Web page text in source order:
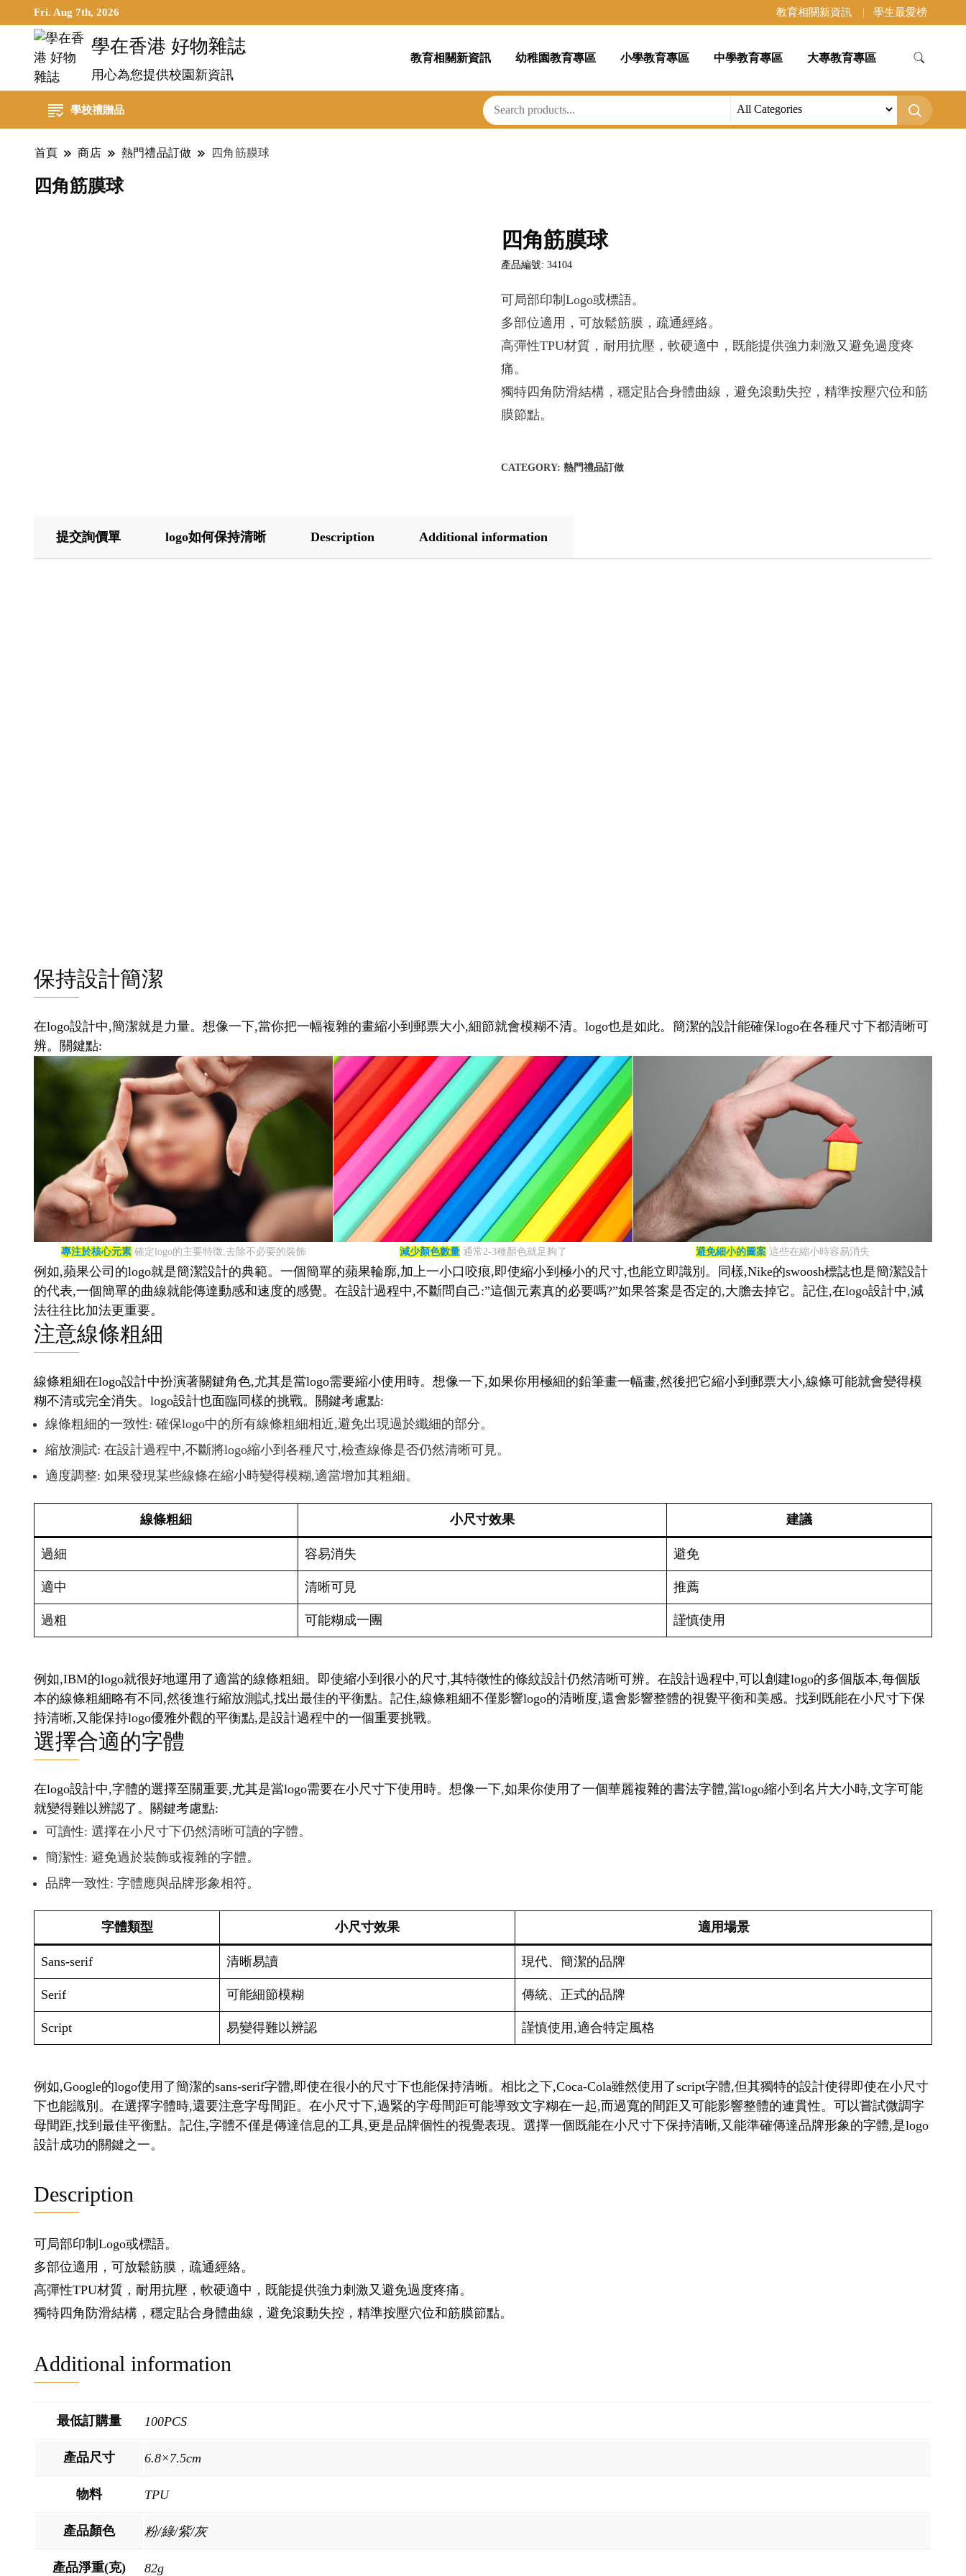
Fri. Aug 7th, 2026 教育相關新資訊 學生最愛榜
學在香港 好物雜誌
用心為您提供校園新資訊
教育相關新資訊 幼稚園教育專區 小學教育專區 中學教育專區 大專教育專區
學校禮贈品
首頁 商店 熱門禮品訂做 四角筋膜球
四角筋膜球
四角筋膜球
產品編號: 34104
可局部印制Logo或標語。
多部位適用，可放鬆筋膜，疏通經絡。
高彈性TPU材質，耐用抗壓，軟硬適中，既能提供強力刺激又避免過度疼
痛。
獨特四角防滑結構，穩定貼合身體曲線，避免滾動失控，精準按壓穴位和筋
膜節點。
CATEGORY: 熱門禮品訂做
提交詢價單 logo如何保持清晰 Description Additional information
保持設計簡潔
在logo設計中,簡潔就是力量。想像一下,當你把一幅複雜的畫縮小到郵票大小,細節就會模糊不清。logo也是如此。簡潔的設計能確保logo在各種尺寸下都清晰可
辨。關鍵點:
專注於核心元素確定logo的主要特徵,去除不必要的裝飾 減少顏色數量通常2-3種顏色就足夠了 避免細小的圖案這些在縮小時容易消失
例如,蘋果公司的logo就是簡潔設計的典範。一個簡單的蘋果輪廓,加上一小口咬痕,即使縮小到極小的尺寸,也能立即識別。同樣,Nike的swoosh標誌也是簡潔設計
的代表,一個簡單的曲線就能傳達動感和速度的感覺。在設計過程中,不斷問自己:”這個元素真的必要嗎?”如果答案是否定的,大膽去掉它。記住,在logo設計中,減
法往往比加法更重要。
注意線條粗細
線條粗細在logo設計中扮演著關鍵角色,尤其是當logo需要縮小使用時。想像一下,如果你用極細的鉛筆畫一幅畫,然後把它縮小到郵票大小,線條可能就會變得模
糊不清或完全消失。logo設計也面臨同樣的挑戰。關鍵考慮點:
線條粗細的一致性: 確保logo中的所有線條粗細相近,避免出現過於纖細的部分。
縮放測試: 在設計過程中,不斷將logo縮小到各種尺寸,檢查線條是否仍然清晰可見。
適度調整: 如果發現某些線條在縮小時變得模糊,適當增加其粗細。
線條粗細 小尺寸效果 建議
過細 容易消失 避免
適中 清晰可見 推薦
過粗 可能糊成一團 謹慎使用
例如,IBM的logo就很好地運用了適當的線條粗細。即使縮小到很小的尺寸,其特徵性的條紋設計仍然清晰可辨。在設計過程中,可以創建logo的多個版本,每個版
本的線條粗細略有不同,然後進行縮放測試,找出最佳的平衡點。記住,線條粗細不僅影響logo的清晰度,還會影響整體的視覺平衡和美感。找到既能在小尺寸下保
持清晰,又能保持logo優雅外觀的平衡點,是設計過程中的一個重要挑戰。
選擇合適的字體
在logo設計中,字體的選擇至關重要,尤其是當logo需要在小尺寸下使用時。想像一下,如果你使用了一個華麗複雜的書法字體,當logo縮小到名片大小時,文字可能
就變得難以辨認了。關鍵考慮點:
可讀性: 選擇在小尺寸下仍然清晰可讀的字體。
簡潔性: 避免過於裝飾或複雜的字體。
品牌一致性: 字體應與品牌形象相符。
字體類型 小尺寸效果 適用場景
Sans-serif 清晰易讀 現代、簡潔的品牌
Serif 可能細節模糊 傳統、正式的品牌
Script 易變得難以辨認 謹慎使用,適合特定風格
例如,Google的logo使用了簡潔的sans-serif字體,即使在很小的尺寸下也能保持清晰。相比之下,Coca-Cola雖然使用了script字體,但其獨特的設計使得即使在小尺寸
下也能識別。在選擇字體時,還要注意字母間距。在小尺寸下,過緊的字母間距可能導致文字糊在一起,而過寬的間距又可能影響整體的連貫性。可以嘗試微調字
母間距,找到最佳平衡點。記住,字體不僅是傳達信息的工具,更是品牌個性的視覺表現。選擇一個既能在小尺寸下保持清晰,又能準確傳達品牌形象的字體,是logo
設計成功的關鍵之一。
Description
可局部印制Logo或標語。
多部位適用，可放鬆筋膜，疏通經絡。
高彈性TPU材質，耐用抗壓，軟硬適中，既能提供強力刺激又避免過度疼痛。
獨特四角防滑結構，穩定貼合身體曲線，避免滾動失控，精準按壓穴位和筋膜節點。
Additional information
最低訂購量 100PCS
產品尺寸 6.8×7.5cm
物料 TPU
產品顏色 粉/綠/紫/灰
產品淨重(克) 82g